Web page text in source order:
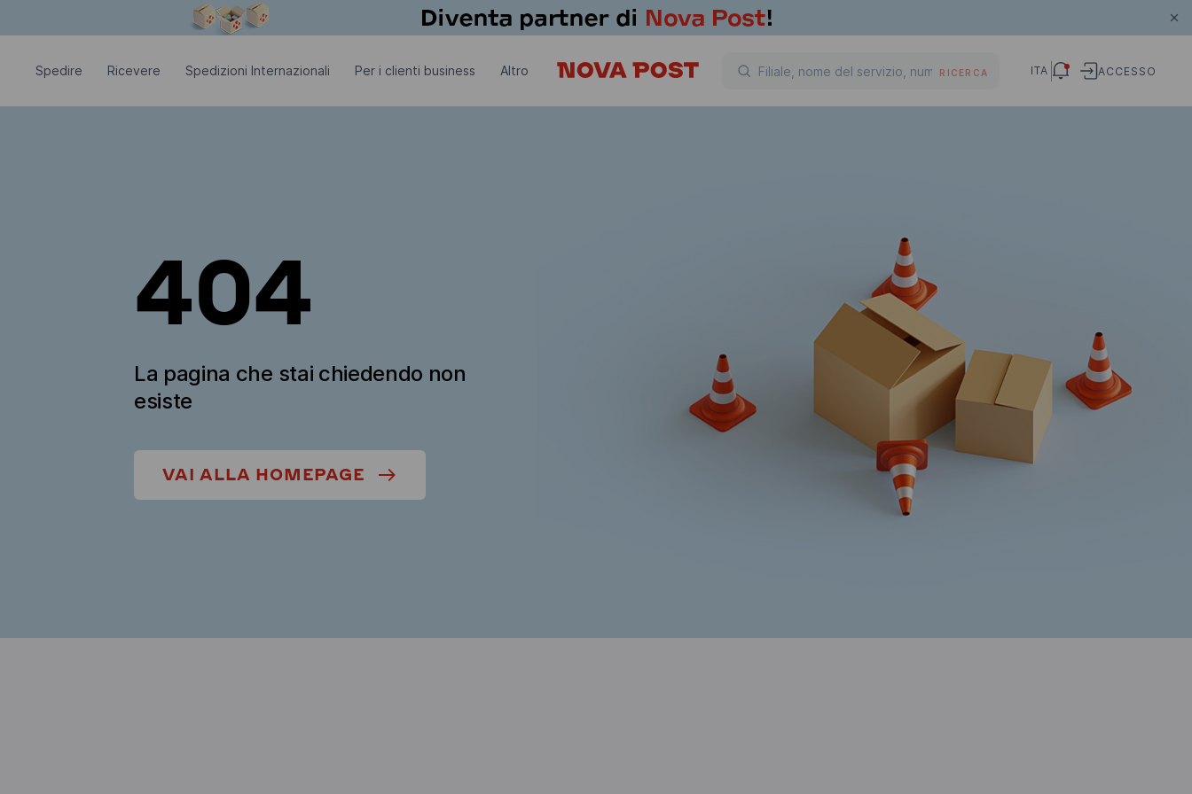
Spedire Ricevere Spedizioni Internazionali Per i clienti business Altro RICERCA ITA ACCESSO
404
La pagina che stai chiedendo non
esiste
VAI ALLA HOMEPAGE